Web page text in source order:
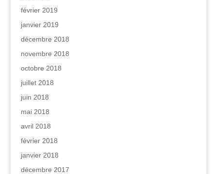
février 2019
janvier 2019
décembre 2018
novembre 2018
octobre 2018
juillet 2018
juin 2018
mai 2018
avril 2018
février 2018
janvier 2018
décembre 2017